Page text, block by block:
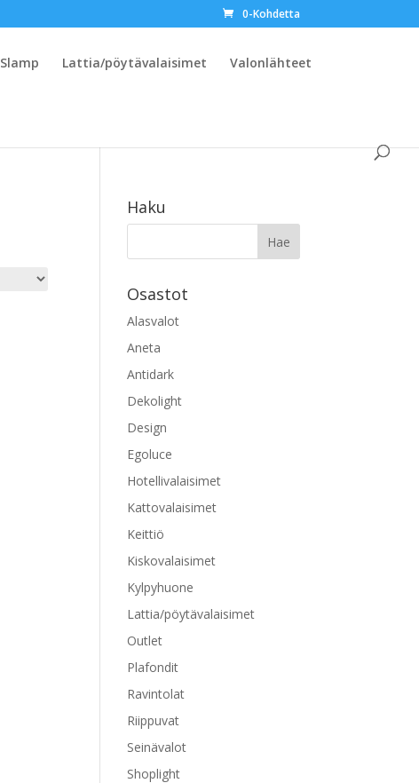
0-Kohdetta
Slamp Lattia/pöytävalaisimet Valonlähteet
Haku
Osastot
Alasvalot
Aneta
Antidark
Dekolight
Design
Egoluce
Hotellivalaisimet
Kattovalaisimet
Keittiö
Kiskovalaisimet
Kylpyhuone
Lattia/pöytävalaisimet
Outlet
Plafondit
Ravintolat
Riippuvat
Seinävalot
Shoplight